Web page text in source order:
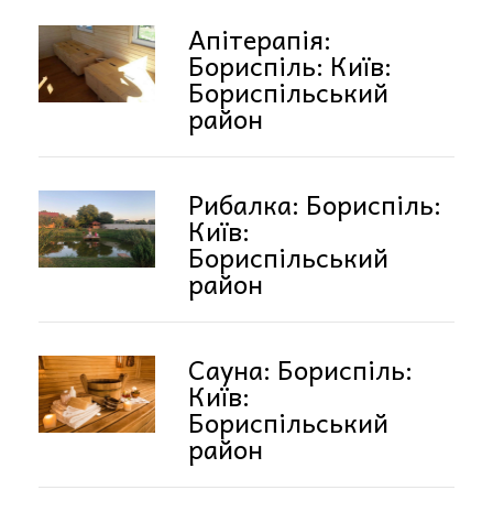
Апітерапія:
Бориспіль: Київ:
Бориспільський
район
Рибалка: Бориспіль:
Київ:
Бориспільський
район
Сауна: Бориспіль:
Київ:
Бориспільський
район